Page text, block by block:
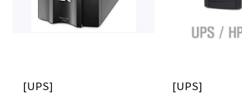
UPS
UPS